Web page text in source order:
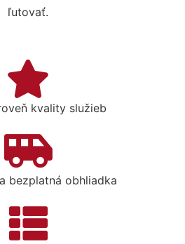
ľutovať.
kvality služieb
bezplatná obhliadka